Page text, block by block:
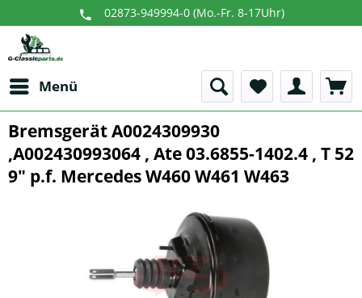
02873-949994-0 (Mo.-Fr. 8-17Uhr)
Menü
Bremsgerät A0024309930
,A002430993064 , Ate 03.6855-1402.4 , T 52
9" p.f. Mercedes W460 W461 W463